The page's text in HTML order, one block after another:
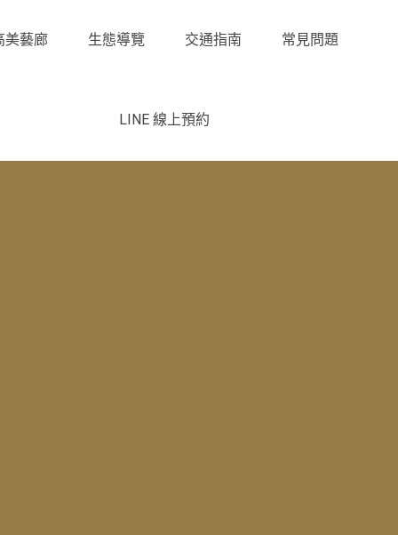
美藝廊 生態導覽 交通指南 常見問題
LINE 線上預約